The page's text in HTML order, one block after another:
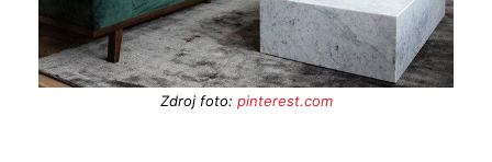
Zdroj foto: pinterest.com